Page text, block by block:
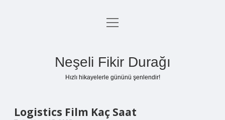
Anasayfa
menüyü
Neşeli Fikir Durağı
Hızlı hikayelerle gününü şenlendir!
Logistics Film Kaç Saat